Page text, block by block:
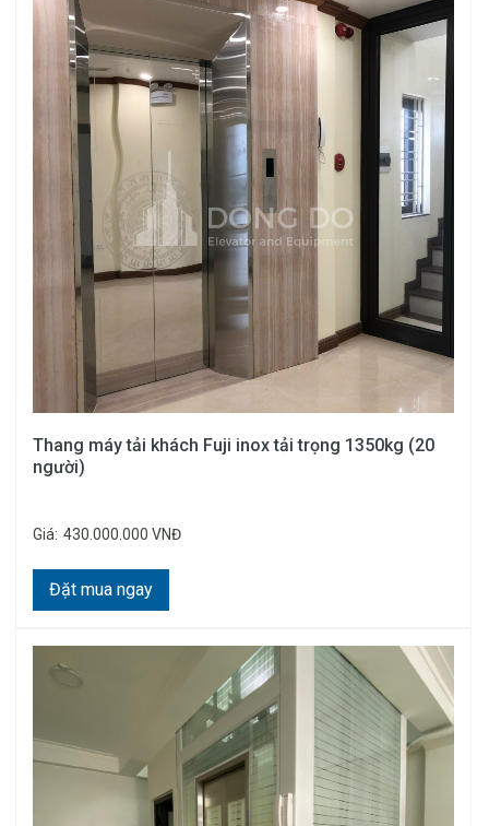
Thang máy tải khách Fuji inox tải trọng 1350kg (20
người)
Giá: 430.000.000 VNĐ
Đặt mua ngay